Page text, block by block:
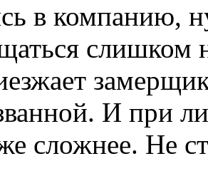
в компанию,
слишком
И при
сложнее. Не